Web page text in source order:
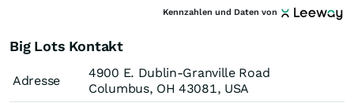
Kennzahlen und Daten von
Big Lots Kontakt
Adresse
4900 E. Dublin-Granville Road
Columbus, OH 43081, USA